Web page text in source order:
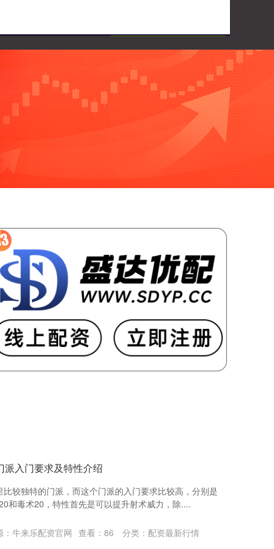
派入门要求及特性介绍
比较独特的门派，而这个门派的入门要求比较高，分别是
和毒术20，特性首先是可以提升射术威力，除....
：牛来乐配资官网 查看： 86 分类： 配资最新行情